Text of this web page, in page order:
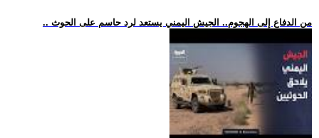
.. من الدفاع إلى الهجوم.. الجيش اليمني يستعد لرد حاسم على الحوث